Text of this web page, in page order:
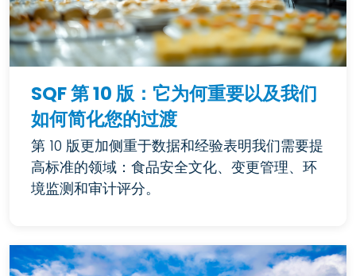
SQF 第 10 版：它为何重要以及我们
如何简化您的过渡
第 10 版更加侧重于数据和经验表明我们需要提
高标准的领域：食品安全文化、变更管理、环
境监测和审计评分。